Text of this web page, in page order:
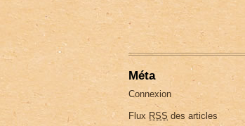
Méta
Connexion
Flux RSS des articles